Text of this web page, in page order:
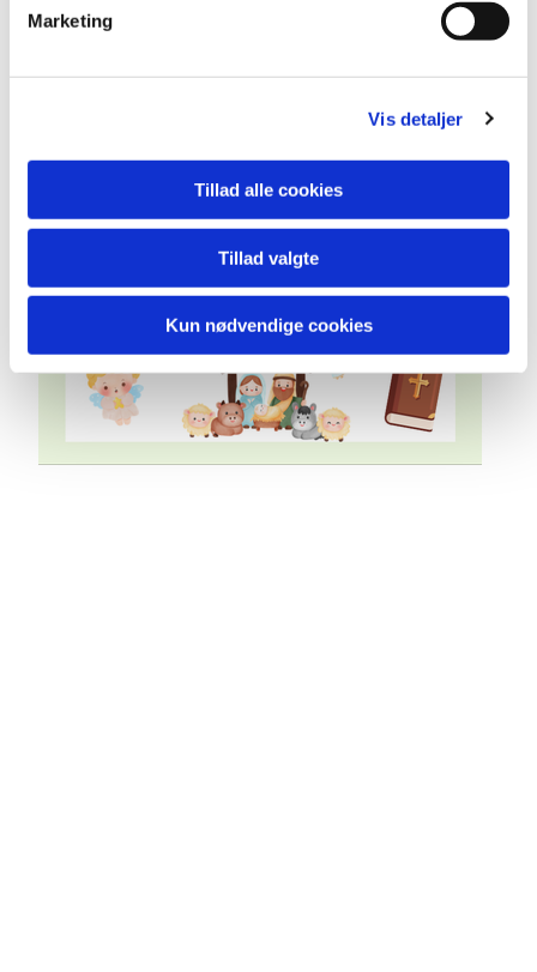
Marketing
Vis detaljer
Tillad alle cookies
Tillad valgte
Kun nødvendige cookies